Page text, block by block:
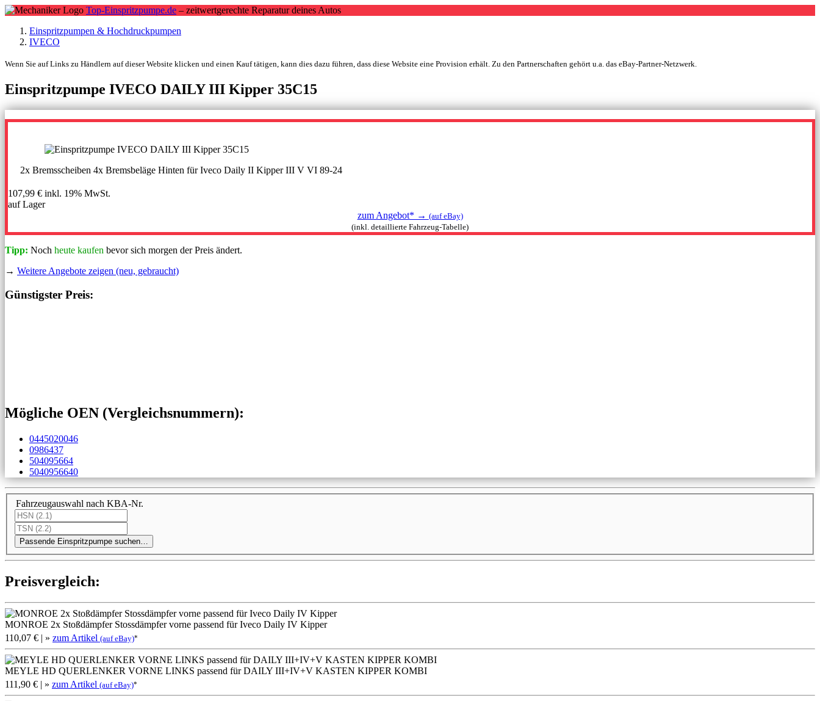
Top-Einspritzpumpe.de – zeitwertgerechte Reparatur deines Autos
Einspritzpumpen & Hochdruckpumpen
IVECO
Wenn Sie auf Links zu Händlern auf dieser Website klicken und einen Kauf tätigen, kann dies dazu führen, dass diese Website eine Provision erhält. Zu den Partnerschaften gehört u.a. das eBay-Partner-Netzwerk.
Einspritzpumpe IVECO DAILY III Kipper 35C15
2x Bremsscheiben 4x Bremsbeläge Hinten für Iveco Daily II Kipper III V VI 89-24
107,99 € inkl. 19% MwSt.
auf Lager
zum Angebot* → (auf eBay)
(inkl. detaillierte Fahrzeug-Tabelle)
Tipp: Noch heute kaufen bevor sich morgen der Preis ändert.
→ Weitere Angebote zeigen (neu, gebraucht)
Günstigster Preis:
Mögliche OEN (Vergleichs­nummern):
0445020046
0986437
504095664
5040956640
Fahrzeugauswahl nach KBA-Nr.
Passende Einspritzpumpe suchen…
Preis­ver­gleich:
MONROE 2x Stoßdämpfer Stossdämpfer vorne passend für Iveco Daily IV Kipper
110,07 € | » zum Artikel (auf eBay)*
MEYLE HD QUERLENKER VORNE LINKS passend für DAILY III+IV+V KASTEN KIPPER KOMBI
111,90 € | » zum Artikel (auf eBay)*